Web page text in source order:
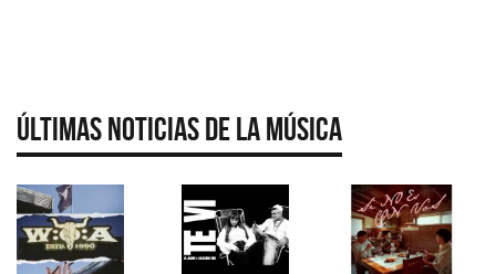
Últimas Noticias de la Música